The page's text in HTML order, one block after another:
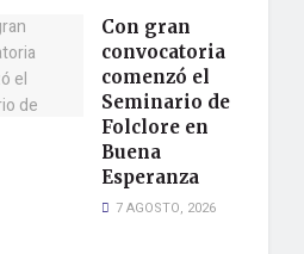
Con gran
convocatoria
comenzó el
Seminario de
Folclore en
Buena
Esperanza
7 AGOSTO, 2026